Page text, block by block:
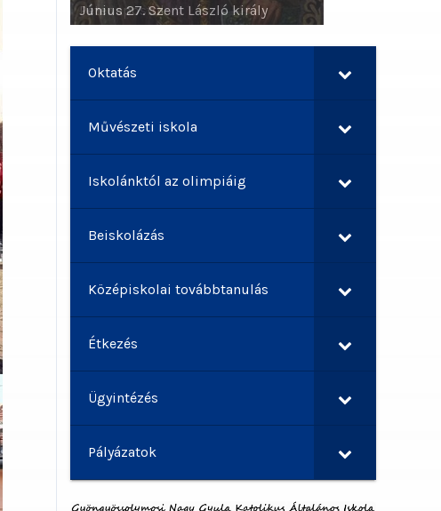
Péter apostol
Oktatás
Művészeti iskola
Iskolánktól az olimpiáig
Beiskolázás
Középiskolai továbbtanulás
Étkezés
Ügyintézés
Pályázatok